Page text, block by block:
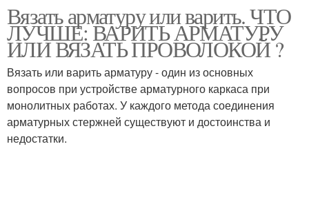
Вязать арматуру или варить. ЧТО
ЛУЧШЕ: ВАРИТЬ АРМАТУРУ
ИЛИ ВЯЗАТЬ ПРОВОЛОКОЙ ?
Вязать или варить арматуру - один из основных
вопросов при устройстве арматурного каркаса при
монолитных работах. У каждого метода соединения
арматурных стержней существуют и достоинства и
недостатки.